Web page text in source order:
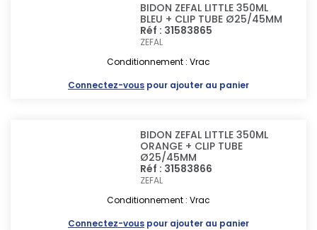
BIDON ZEFAL LITTLE 350ML
BLEU + CLIP TUBE Ø25/45MM
Réf : 31583865
ZEFAL
Conditionnement : Vrac
Connectez-vous pour ajouter au panier
BIDON ZEFAL LITTLE 350ML
ORANGE + CLIP TUBE
Ø25/45MM
Réf : 31583866
ZEFAL
Conditionnement : Vrac
Connectez-vous pour ajouter au panier